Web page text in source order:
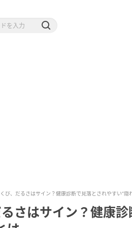
び、だるさはサイン？健康診断で見落とされやすい“隠
さはサイン？健康